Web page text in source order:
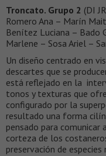
Troncato. Grupo 2 (DI
Romero Ana – Marín
Benítez Luciana – Bado
Marlene – Sosa Ariel –
Un diseño centrado en
descartes que se
está reflejado en la
tonos y texturas que
configurado por la
resultado una forma
pensado para
corteza de los
preservación de especies